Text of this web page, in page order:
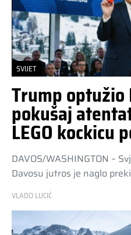
SVIJET
Trump optužio
pokušaj
LEGO kockicu
DAVOS/WASHINGTON –
Davosu jutros je naglo
VLADO LUCIĆ